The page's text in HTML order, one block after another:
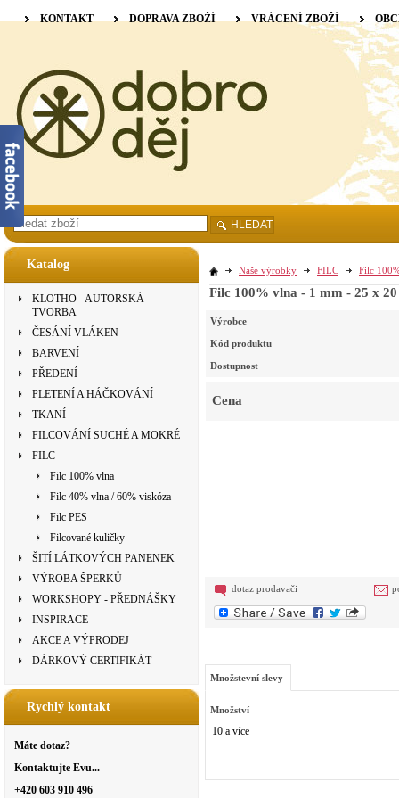
Katalog
KLOTHO - AUTORSKÁ
TVORBA
ČESÁNÍ VLÁKEN
BARVENÍ
PŘEDENÍ
PLETENÍ A HÁČKOVÁNÍ
TKANÍ
FILCOVÁNÍ SUCHÉ A MOKRÉ
FILC
Filc 100% vlna
Filc 40% vlna / 60% viskóza
Filc PES
Filcované kuličky
ŠITÍ LÁTKOVÝCH PANENEK
VÝROBA ŠPERKŮ
WORKSHOPY - PŘEDNÁŠKY
INSPIRACE
AKCE A VÝPRODEJ
DÁRKOVÝ CERTIFIKÁT
Rychlý kontakt
Máte dotaz?
Kontaktujte Evu...
+420 603 910 496
Naše výrobky FILC Filc
Filc 100% vlna - 1 mm - 25 x
Výrobce
Kód produktu
Dostupnost
Cena
dotaz prodavači
Množstevní slevy
Množství
10 a více
KONTAKT DOPRAVA ZBOŽÍ VRÁCENÍ ZBOŽÍ
HLEDAT